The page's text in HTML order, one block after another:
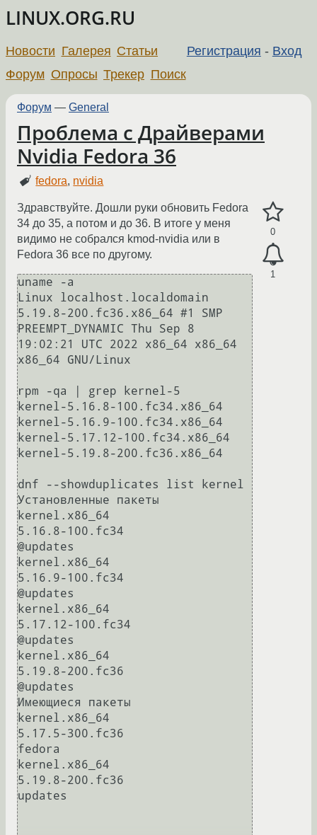
LINUX.ORG.RU
Регистрация - Вход
Новости Галерея Статьи
Форум Опросы Трекер Поиск
Форум — General
Проблема с Драйверами
Nvidia Fedora 36
fedora, nvidia
0
1
Здравствуйте. Дошли руки обновить Fedora
34 до 35, а потом и до 36. В итоге у меня
видимо не собрался kmod-nvidia или в
Fedora 36 все по другому.
uname -a
Linux localhost.localdomain
5.19.8-200.fc36.x86_64 #1 SMP
PREEMPT_DYNAMIC Thu Sep 8
19:02:21 UTC 2022 x86_64 x86_64
x86_64 GNU/Linux
rpm -qa | grep kernel-5
kernel-5.16.8-100.fc34.x86_64
kernel-5.16.9-100.fc34.x86_64
kernel-5.17.12-100.fc34.x86_64
kernel-5.19.8-200.fc36.x86_64
dnf --showduplicates list kernel
Установленные пакеты
kernel.x86_64
5.16.8-100.fc34
@updates
kernel.x86_64
5.16.9-100.fc34
@updates
kernel.x86_64
5.17.12-100.fc34
@updates
kernel.x86_64
5.19.8-200.fc36
@updates
Имеющиеся пакеты
kernel.x86_64
5.17.5-300.fc36
fedora
kernel.x86_64
5.19.8-200.fc36
updates